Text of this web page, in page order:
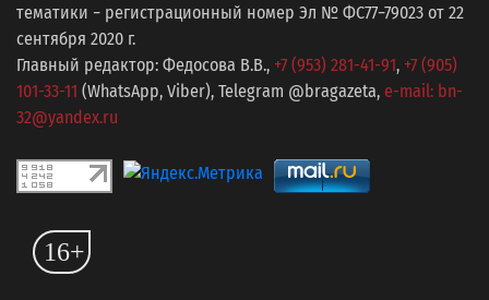
тематики − регистрационный номер Эл № ФС77−79023 от 22
сентября 2020 г.
Главный редактор: Федосова В.В., +7 (953) 281-41-91, +7 (905)
101-33-11 (WhatsApp, Viber), Telegram @bragazeta, e-mail: bn-
32@yandex.ru
16+